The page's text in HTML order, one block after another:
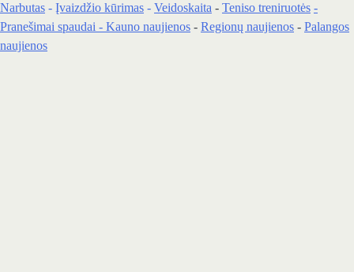
Narbutas - Įvaizdžio kūrimas - Veidoskaita - Teniso treniruotės -
Pranešimai spaudai - Kauno naujienos - Regionų naujienos - Palangos
naujienos